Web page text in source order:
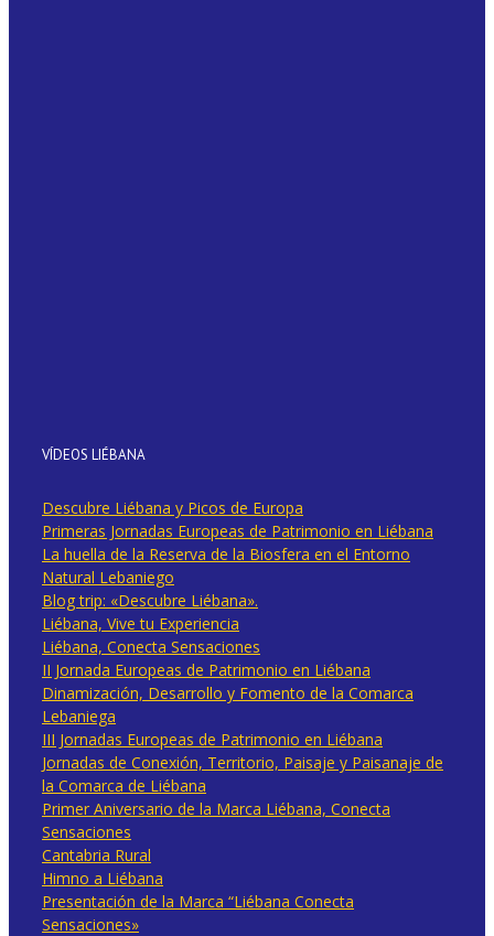
VÍDEOS LIÉBANA
Descubre Liébana y Picos de Europa
Primeras Jornadas Europeas de Patrimonio en Liébana
La huella de la Reserva de la Biosfera en el Entorno
Natural Lebaniego
Blog trip: «Descubre Liébana».
Liébana, Vive tu Experiencia
Liébana, Conecta Sensaciones
II Jornada Europeas de Patrimonio en Liébana
Dinamización, Desarrollo y Fomento de la Comarca
Lebaniega
III Jornadas Europeas de Patrimonio en Liébana
Jornadas de Conexión, Territorio, Paisaje y Paisanaje de
la Comarca de Liébana
Primer Aniversario de la Marca Liébana, Conecta
Sensaciones
Cantabria Rural
Himno a Liébana
Presentación de la Marca “Liébana Conecta
Sensaciones»